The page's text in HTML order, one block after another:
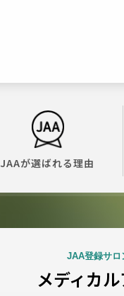
JAAが選ばれる理由
JAA登録サロ
メディカ